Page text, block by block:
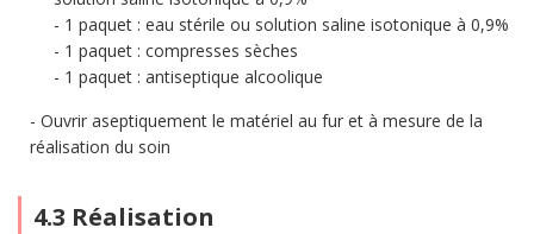
1 paquet : eau stérile ou solution saline isotonique à 0,9%
1 paquet : compresses sèches
1 paquet : antiseptique alcoolique
Ouvrir aseptiquement le matériel au fur et à mesure de la
réalisation du soin
4.3 Réalisation